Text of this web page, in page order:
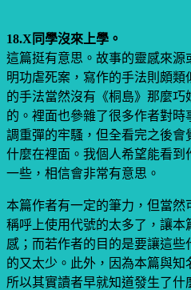
18.X同學沒來上學。
這篇挺有意思。故事的靈感來源
明功虐死案，寫作的手法則頗
的手法當然沒有《桐島》那麼
的。裡面也參雜了很多作者對
調重彈的牢騷，但全看完之後
什麼在裡面。我個人希望能看
一些，相信會非常有意思。
本篇作者有一定的筆力，但當
稱呼上使用代號的太多了，讓
感；而若作者的目的是要讓這
的又太少。此外，因為本篇與知
所以其實讀者早就知道發生了